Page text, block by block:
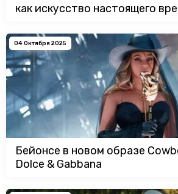
как искусство настоящего
04 Октября 2025
Бейонсе в новом образе
Dolce & Gabbana